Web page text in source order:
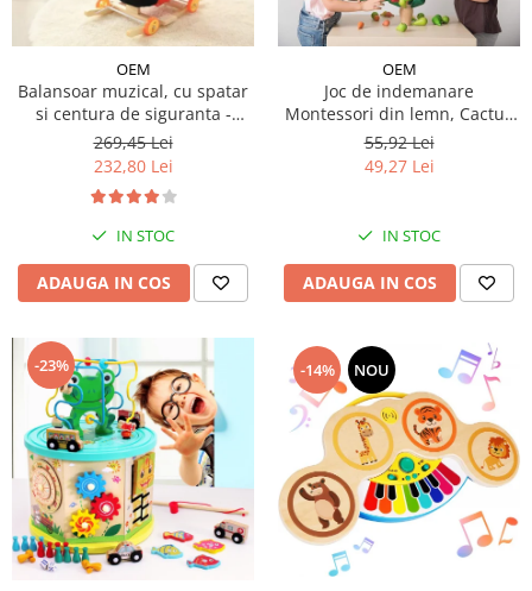
OEM
Balansoar muzical, cu spatar
si centura de siguranta -
Furnicuta
269,45 Lei
232,80 Lei
IN STOC
ADAUGA IN COS
OEM
Joc de indemanare
Montessori din lemn, Cactus
instabil
55,92 Lei
49,27 Lei
IN STOC
ADAUGA IN COS
-23% -14% NOU